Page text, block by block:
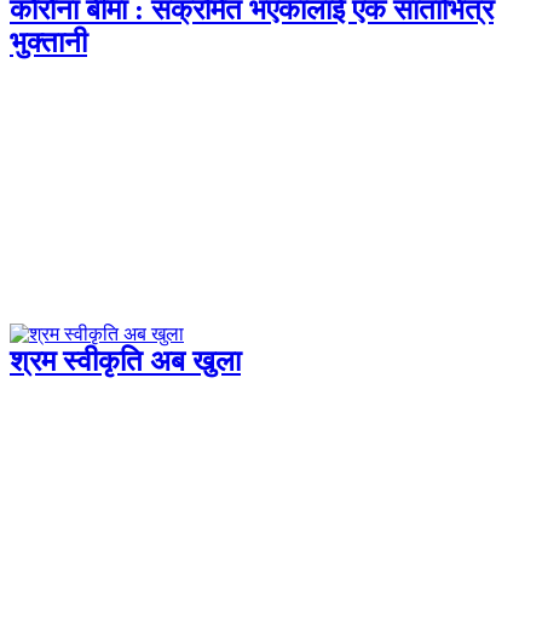
कोरोना बीमा : संक्रमित भएकालाई एक साताभित्र
भुक्तानी
श्रम स्वीकृति अब खुला